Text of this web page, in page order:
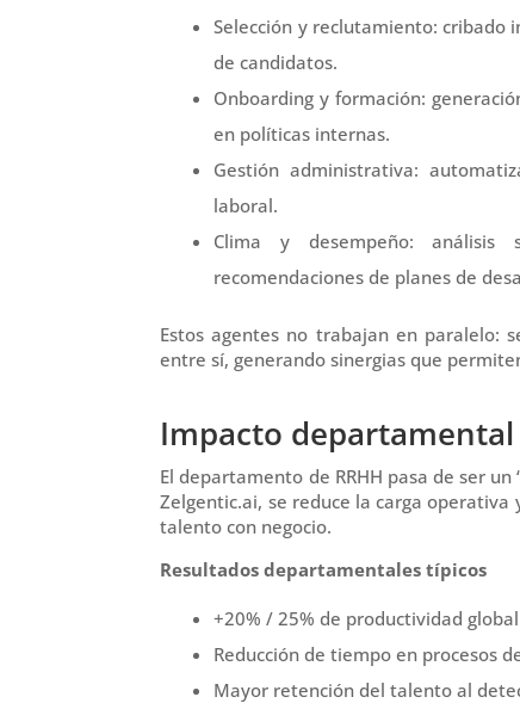
Selección y reclutamiento: cribado
de candidatos.
Onboarding y formación:
en políticas internas.
Gestión administrativa:
laboral.
Clima y desempeño: análisis
recomendaciones de planes de
Estos agentes no trabajan en paralelo:
entre sí, generando sinergias que
Impacto departamental
El departamento de RRHH pasa de ser
Zelgentic.ai, se reduce la carga
talento con negocio.
Resultados departamentales típicos
+20% / 25% de productividad global
Reducción de tiempo en procesos
Mayor retención del talento al